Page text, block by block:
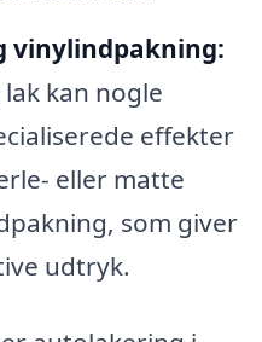
vinylindpakning:
kan nogle
effekter
eller matte
som giver
udtryk.